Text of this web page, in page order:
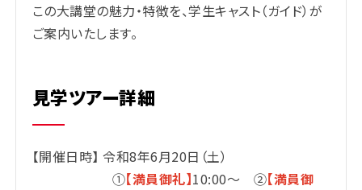
この大講堂の魅力・特徴を、学生キャスト（ガイド）が
ご案内いたします。
見学ツアー詳細
【開催日時】 令和8年6月20日（土）
①【満員御礼】10:00～ ②【満員御